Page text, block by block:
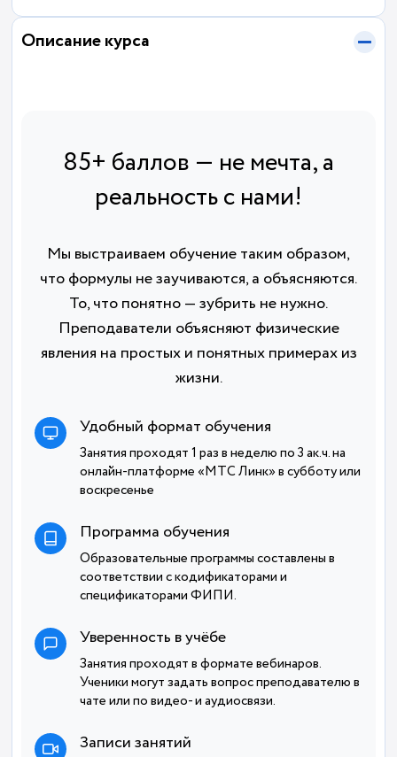
Описание курса
85+ баллов — не мечта, а
реальность с нами!
Мы выстраиваем обучение таким образом,
что формулы не заучиваются, а объясняются.
То, что понятно — зубрить не нужно.
Преподаватели объясняют физические
явления на простых и понятных примерах из
жизни.
Удобный формат обучения
Занятия проходят 1 раз в неделю по 3 ак.ч. на
онлайн-платформе «МТС Линк» в субботу или
воскресенье
Программа обучения
Образовательные программы составлены в
соответствии с кодификаторами и
спецификаторами ФИПИ.
Уверенность в учёбе
Занятия проходят в формате вебинаров.
Ученики могут задать вопрос преподавателю в
чате или по видео- и аудиосвязи.
Записи занятий